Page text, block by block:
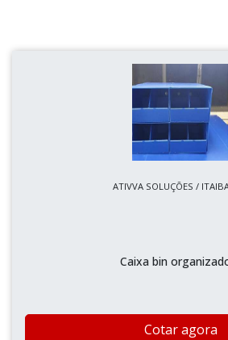
ATIVVA SOLUÇÕES /
Caixa bin
Cotar agora